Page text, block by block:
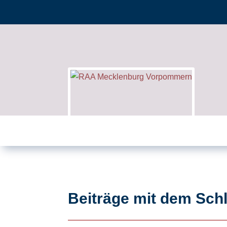
Beiträge mit dem